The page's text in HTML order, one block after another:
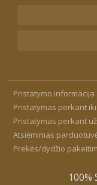
Pristatymo informacija
Pristatymas perkant iki
Pristatymas perkant
Atsiėmimas
Prekės/dydžio
100%